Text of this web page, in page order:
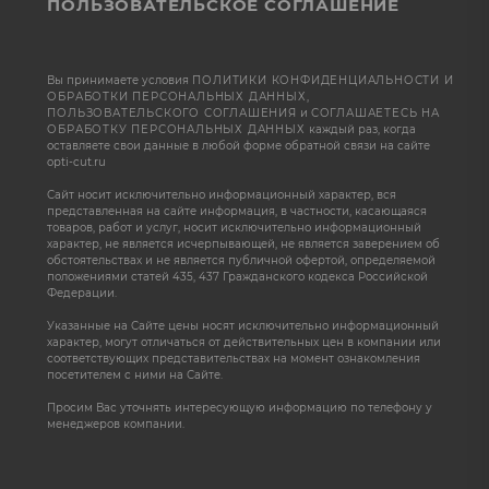
ПОЛЬЗОВАТЕЛЬСКОЕ СОГЛАШЕНИЕ
Вы принимаете условия ПОЛИТИКИ КОНФИДЕНЦИАЛЬНОСТИ И
ОБРАБОТКИ ПЕРСОНАЛЬНЫХ ДАННЫХ,
ПОЛЬЗОВАТЕЛЬСКОГО СОГЛАШЕНИЯ и СОГЛАШАЕТЕСЬ НА
ОБРАБОТКУ ПЕРСОНАЛЬНЫХ ДАННЫХ каждый раз, когда
оставляете свои данные в любой форме обратной связи на сайте
opti-cut.ru
Сайт носит исключительно информационный характер, вся
представленная на сайте информация, в частности, касающаяся
товаров, работ и услуг, носит исключительно информационный
характер, не является исчерпывающей, не является заверением об
обстоятельствах и не является публичной офертой, определяемой
положениями статей 435, 437 Гражданского кодекса Российской
Федерации.
Указанные на Сайте цены носят исключительно информационный
характер, могут отличаться от действительных цен в компании или
соответствующих представительствах на момент ознакомления
посетителем с ними на Сайте.
Просим Вас уточнять интересующую информацию по телефону у
менеджеров компании.